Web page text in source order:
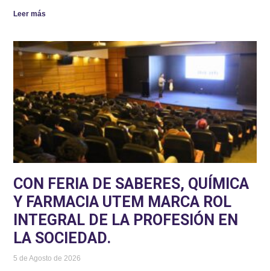
Leer más
CON FERIA DE SABERES, QUÍMICA
Y FARMACIA UTEM MARCA ROL
INTEGRAL DE LA PROFESIÓN EN
LA SOCIEDAD.
5 de Agosto de 2026